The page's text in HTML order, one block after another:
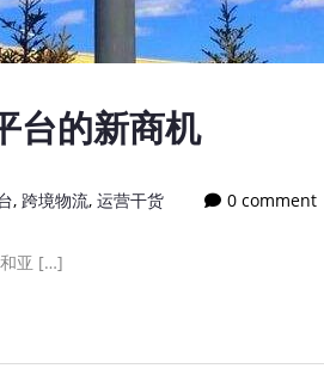
台的新商机
, 跨境物流, 运营干货 0 comment
亚 […]